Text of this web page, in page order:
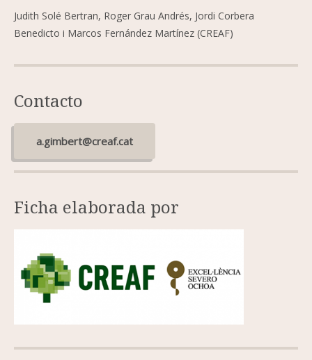
Judith Solé Bertran, Roger Grau Andrés, Jordi Corbera
Benedicto i Marcos Fernández Martínez (CREAF)
Contacto
a.gimbert@creaf.cat
Ficha elaborada por